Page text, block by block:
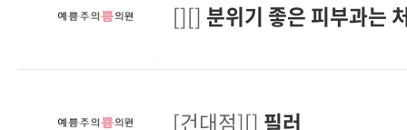
[][] 분위기 좋은 피부과는
[건대점][] 필러